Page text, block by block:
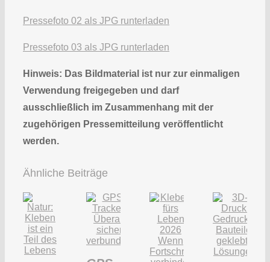
Pressefoto 02 als JPG runterladen
Pressefoto 03 als JPG runterladen
Hinweis: Das Bildmaterial ist nur zur einmaligen
Verwendung freigegeben und darf
ausschließlich im Zusammenhang mit der
zugehörigen Pressemitteilung veröffentlicht
werden.
Ähnliche Beiträge